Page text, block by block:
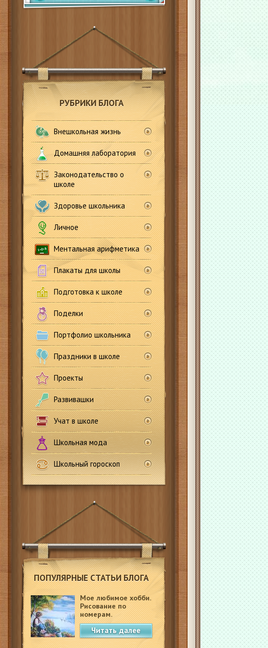
РУБРИКИ БЛОГА
Внешкольная жизнь
Домашняя лаборатория
Законодательство о
школе
Здоровье школьника
Личное
Ментальная арифметика
Плакаты для школы
Подготовка к школе
Поделки
Портфолио школьника
Праздники в школе
Проекты
Развивашки
Учат в школе
Школьная мода
Школьный гороскоп
ПОПУЛЯРНЫЕ СТАТЬИ БЛОГА
Мое любимое хобби.
Рисование по
номерам.
Читать далее